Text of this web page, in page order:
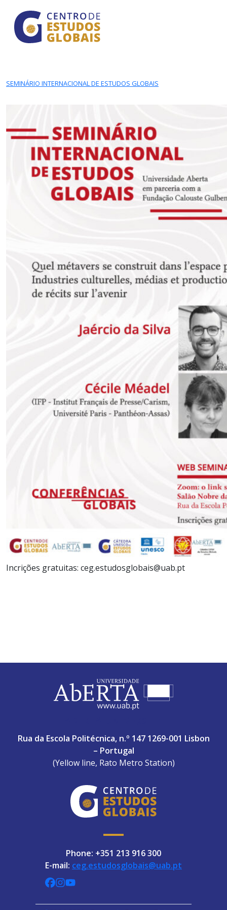
Skip to main content
CENTRO DE ESTUDOS GLOBAIS
SEMINÁRIO INTERNACIONAL DE ESTUDOS GLOBAIS
Incrições gratuitas: ceg.estudosglobais@uab.pt
Rua da Escola Politécnica, n.º 147 1269-001 Lisbon
– Portugal
(Yellow line, Rato Metro Station)
Phone: +351 213 916 300
E-mail: ceg.estudosglobais@uab.pt
CEGUAb @ Facebook
centrodeestudosglobaisuab @
globalogia @ YouTube